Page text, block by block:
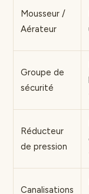
Mousseur /
Aérateur
Groupe de
sécurité
Réducteur
de pression
Canalisations